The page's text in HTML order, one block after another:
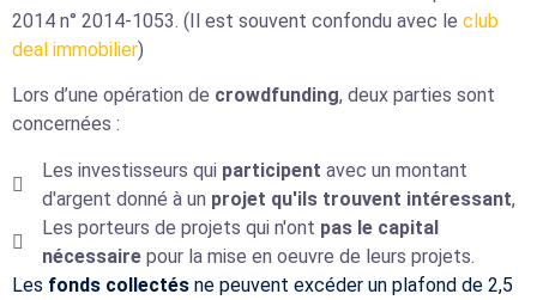
2014 n° 2014-1053. (Il est souvent confondu avec le club
deal immobilier)
Lors d’une opération de crowdfunding, deux parties sont
concernées :
Les investisseurs qui participent avec un montant
d'argent donné à un projet qu'ils trouvent intéressant,
Les porteurs de projets qui n'ont pas le capital
nécessaire pour la mise en oeuvre de leurs projets.
Les fonds collectés ne peuvent excéder un plafond de 2,5